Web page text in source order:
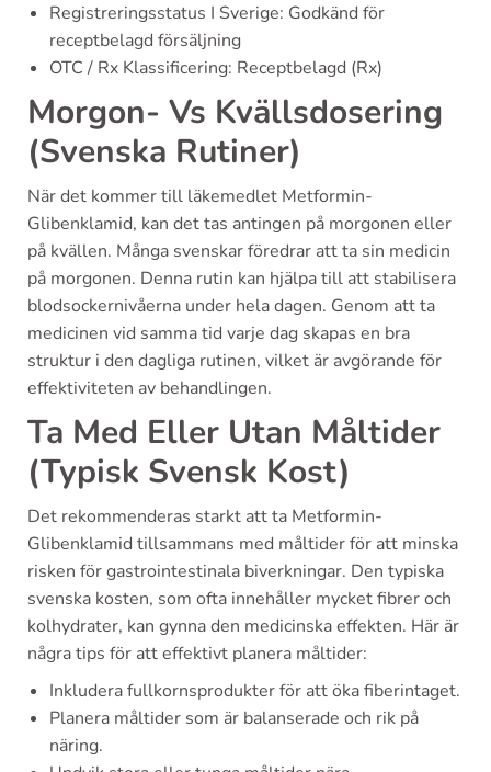
Registreringsstatus I Sverige: Godkänd för
receptbelagd försäljning
OTC / Rx Klassificering: Receptbelagd (Rx)
Morgon- Vs Kvällsdosering
(Svenska Rutiner)
När det kommer till läkemedlet Metformin-
Glibenklamid, kan det tas antingen på morgonen eller
på kvällen. Många svenskar föredrar att ta sin medicin
på morgonen. Denna rutin kan hjälpa till att stabilisera
blodsockernivåerna under hela dagen. Genom att ta
medicinen vid samma tid varje dag skapas en bra
struktur i den dagliga rutinen, vilket är avgörande för
effektiviteten av behandlingen.
Ta Med Eller Utan Måltider
(Typisk Svensk Kost)
Det rekommenderas starkt att ta Metformin-
Glibenklamid tillsammans med måltider för att minska
risken för gastrointestinala biverkningar. Den typiska
svenska kosten, som ofta innehåller mycket fibrer och
kolhydrater, kan gynna den medicinska effekten. Här är
några tips för att effektivt planera måltider:
Inkludera fullkornsprodukter för att öka fiberintaget.
Planera måltider som är balanserade och rik på
näring.